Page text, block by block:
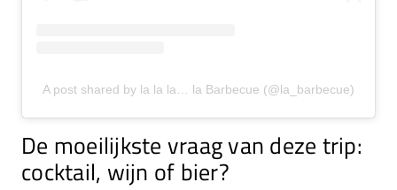
A post shared by la la la… la Barbecue (@la_barbecue)
De moeilijkste vraag van deze trip:
cocktail, wijn of bier?